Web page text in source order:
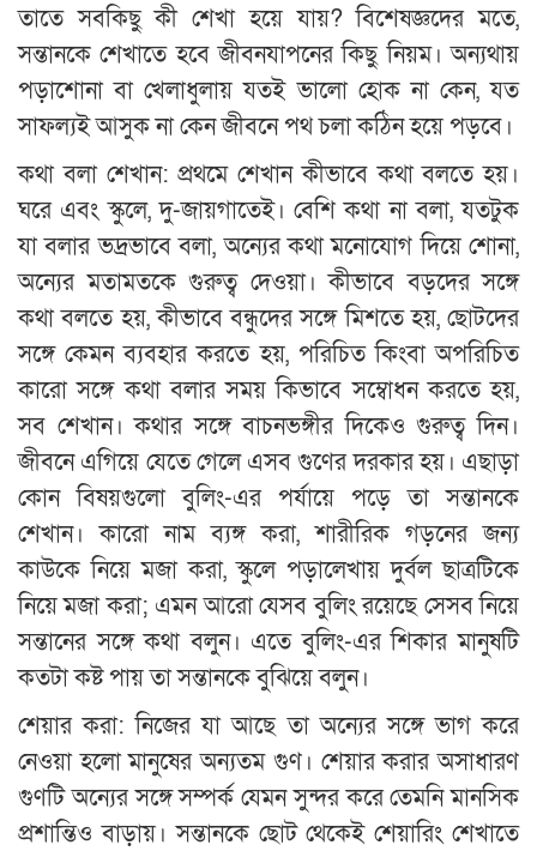
তাতে সবকিছু কী শেখা হয়ে যায়? বিশেষজ্ঞদের মতে,
সন্তানকে শেখাতে হবে জীবনযাপনের কিছু নিয়ম। অন্যথায়
পড়াশোনা বা খেলাধুলায় যতই ভালো হোক না কেন, যত
সাফল্যই আসুক না কেন জীবনে পথ চলা কঠিন হয়ে পড়বে।
কথা বলা শেখান: প্রথমে শেখান কীভাবে কথা বলতে হয়।
ঘরে এবং স্কুলে, দু-জায়গাতেই। বেশি কথা না বলা, যতটুক
যা বলার ভদ্রভাবে বলা, অন্যের কথা মনোযোগ দিয়ে শোনা,
অন্যের মতামতকে গুরুত্ব দেওয়া। কীভাবে বড়দের সঙ্গে
কথা বলতে হয়, কীভাবে বন্ধুদের সঙ্গে মিশতে হয়, ছোটদের
সঙ্গে কেমন ব্যবহার করতে হয়, পরিচিত কিংবা অপরিচিত
কারো সঙ্গে কথা বলার সময় কিভাবে সম্বোধন করতে হয়,
সব শেখান। কথার সঙ্গে বাচনভঙ্গীর দিকেও গুরুত্ব দিন।
জীবনে এগিয়ে যেতে গেলে এসব গুণের দরকার হয়। এছাড়া
কোন বিষয়গুলো বুলিং-এর পর্যায়ে পড়ে তা সন্তানকে
শেখান। কারো নাম ব্যঙ্গ করা, শারীরিক গড়নের জন্য
কাউকে নিয়ে মজা করা, স্কুলে পড়ালেখায় দুর্বল ছাত্রটিকে
নিয়ে মজা করা; এমন আরো যেসব বুলিং রয়েছে সেসব নিয়ে
সন্তানের সঙ্গে কথা বলুন। এতে বুলিং-এর শিকার মানুষটি
কতটা কষ্ট পায় তা সন্তানকে বুঝিয়ে বলুন।
শেয়ার করা: নিজের যা আছে তা অন্যের সঙ্গে ভাগ করে
নেওয়া হলো মানুষের অন্যতম গুণ। শেয়ার করার অসাধারণ
গুণটি অন্যের সঙ্গে সম্পর্ক যেমন সুন্দর করে তেমনি মানসিক
প্রশান্তিও বাড়ায়। সন্তানকে ছোট থেকেই শেয়ারিং শেখাতে